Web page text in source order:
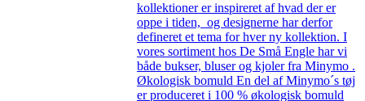
kollektioner er inspireret af hvad der er
oppe i tiden, og designerne har derfor
defineret et tema for hver ny kollektion. I
vores sortiment hos De Små Engle har vi
både bukser, bluser og kjoler fra Minymo .
Økologisk bomuld En del af Minymo´s tøj
er produceret i 100 % økologisk bomuld